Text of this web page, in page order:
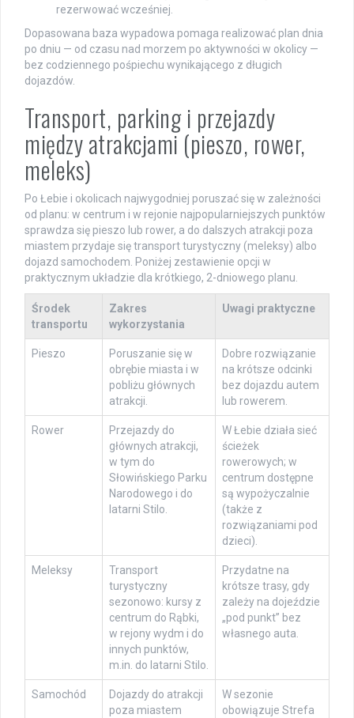
rezerwować wcześniej.
Dopasowana baza wypadowa pomaga realizować plan dnia
po dniu — od czasu nad morzem po aktywności w okolicy —
bez codziennego pośpiechu wynikającego z długich
dojazdów.
Transport, parking i przejazdy
między atrakcjami (pieszo, rower,
meleks)
Po Łebie i okolicach najwygodniej poruszać się w zależności
od planu: w centrum i w rejonie najpopularniejszych punktów
sprawdza się pieszo lub rower, a do dalszych atrakcji poza
miastem przydaje się transport turystyczny (meleksy) albo
dojazd samochodem. Poniżej zestawienie opcji w
praktycznym układzie dla krótkiego, 2-dniowego planu.
Środek
transportu
Zakres
wykorzystania
Uwagi praktyczne
Pieszo
Poruszanie się w
obrębie miasta i w
pobliżu głównych
atrakcji.
Dobre rozwiązanie
na krótsze odcinki
bez dojazdu autem
lub rowerem.
Rower
Przejazdy do
głównych atrakcji,
w tym do
Słowińskiego Parku
Narodowego i do
latarni Stilo.
W Łebie działa sieć
ścieżek
rowerowych; w
centrum dostępne
są wypożyczalnie
(także z
rozwiązaniami pod
dzieci).
Meleksy
Transport
turystyczny
sezonowo: kursy z
centrum do Rąbki,
w rejony wydm i do
innych punktów,
m.in. do latarni Stilo.
Przydatne na
krótsze trasy, gdy
zależy na dojeździe
„pod punkt” bez
własnego auta.
Samochód
Dojazdy do atrakcji
poza miastem
W sezonie
obowiązuje Strefa